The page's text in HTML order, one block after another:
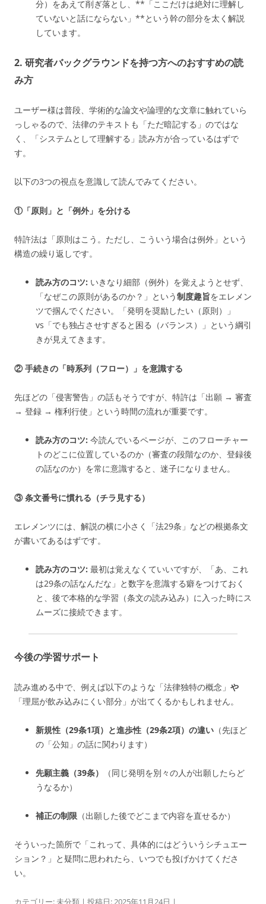
分）をあえて削ぎ落とし、**「ここだけは絶対に理解し
ていないと話にならない」**という幹の部分を太く解説
しています。
2. 研究者バックグラウンドを持つ方へのおすすめの読
み方
ユーザー様は普段、学術的な論文や論理的な文章に触れていら
っしゃるので、法律のテキストも「ただ暗記する」のではな
く、「システムとして理解する」読み方が合っているはずで
す。
以下の3つの視点を意識して読んでみてください。
①「原則」と「例外」を分ける
特許法は「原則はこう。ただし、こういう場合は例外」という
構造の繰り返しです。
読み方のコツ: いきなり細部（例外）を覚えようとせず、
「なぜこの原則があるのか？」という制度趣旨をエレメン
ツで掴んでください。「発明を奨励したい（原則）」
vs「でも独占させすぎると困る（バランス）」という綱引
きが見えてきます。
② 手続きの「時系列（フロー）」を意識する
先ほどの「侵害警告」の話もそうですが、特許は「出願 → 審査
→ 登録 → 権利行使」という時間の流れが重要です。
読み方のコツ: 今読んでいるページが、このフローチャー
トのどこに位置しているのか（審査の段階なのか、登録後
の話なのか）を常に意識すると、迷子になりません。
③ 条文番号に慣れる（チラ見する）
エレメンツには、解説の横に小さく「法29条」などの根拠条文
が書いてあるはずです。
読み方のコツ: 最初は覚えなくていいですが、「あ、これ
は29条の話なんだな」と数字を意識する癖をつけておく
と、後で本格的な学習（条文の読み込み）に入った時にス
ムーズに接続できます。
今後の学習サポート
読み進める中で、例えば以下のような「法律独特の概念」 や
「理屈が飲み込みにくい部分」が出てくるかもしれません。
新規性（29条1項）と進歩性（29条2項）の違い （先ほど
の「公知」の話に関わります）
先願主義（39条）
（同じ発明を別々の人が出願したらど
うなるか）
補正の制限 （出願した後でどこまで内容を直せるか）
そういった箇所で「これって、具体的にはどういうシチュエー
ション？」と疑問に思われたら、いつでも投げかけてくださ
い。
カテゴリー: 未分類 | 投稿日: 2025年11月24日 |